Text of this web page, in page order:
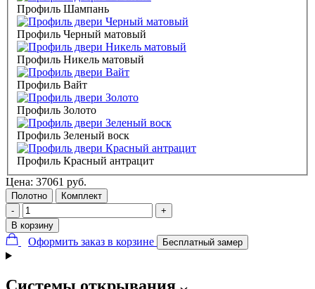
Профиль Шампань
Профиль Черный матовый
Профиль Никель матовый
Профиль Вайт
Профиль Золото
Профиль Зеленый воск
Профиль Красный антрацит
Цена: 37061 руб.
Полотно
Комплект
-
+
В корзину
Оформить заказ в корзине Бесплатный замер